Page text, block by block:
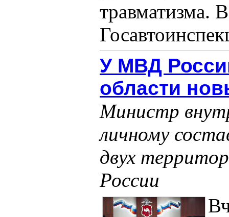
травматизма.
У МВД
области
Министр
личному
двух
России